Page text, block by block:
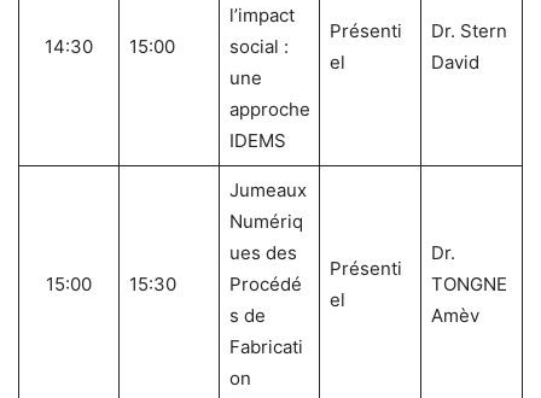
14:30 15:00
l’impact
social :
une
approche
IDEMS
Présenti
el
Dr. Stern
David
15:00 15:30
Jumeaux
Numériq
ues des
Procédé
s de
Fabricati
on
Présenti
el
Dr.
TONGNE
Amèv